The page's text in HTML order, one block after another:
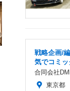
戦略企画/
気でコミ
合同会社
東京都